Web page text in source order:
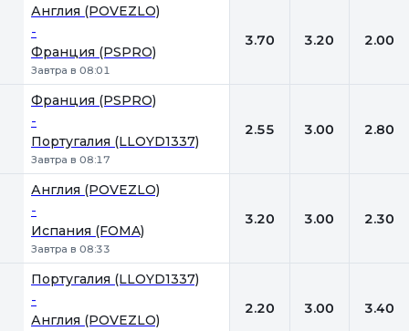
Англия (POVEZLO)
-
Франция (PSPRO)
Завтра в 08:01
3.70 3.20 2.00
Франция (PSPRO)
-
Португалия (LLOYD1337)
Завтра в 08:17
2.55 3.00 2.80
Англия (POVEZLO)
-
Испания (FOMA)
Завтра в 08:33
3.20 3.00 2.30
Португалия (LLOYD1337)
-
Англия (POVEZLO)
2.20 3.00 3.40